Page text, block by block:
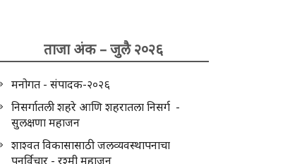
ताजा अंक – जुलै २०२६
मनोगत - संपादक-२०२६
निसर्गातली शहरे आणि शहरातला निसर्ग -
सुलक्षणा महाजन
शाश्वत विकासासाठी जलव्यवस्थापनाचा
पुनर्विचार - रश्मी महाजन